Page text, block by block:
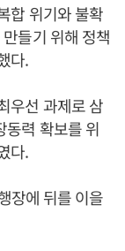
합 위기와 불확
들기 위해 정책
다.
우선 과제로 삼
동력 확보를 위
다.
장에 뒤를 이을